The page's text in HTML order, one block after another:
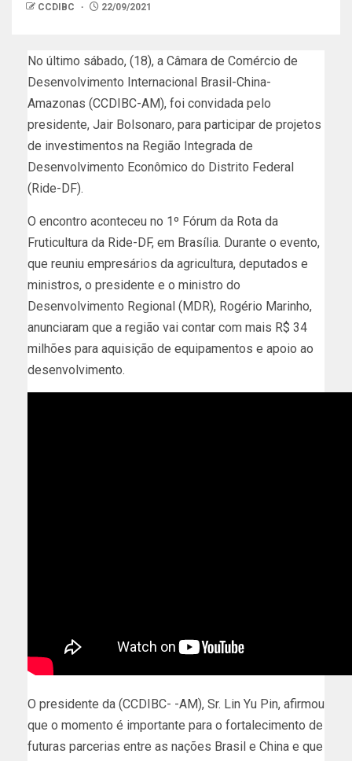
CCDIBC 22/09/2021
No último sábado, (18), a Câmara de Comércio de
Desenvolvimento Internacional Brasil-China-
Amazonas (CCDIBC-AM), foi convidada pelo
presidente, Jair Bolsonaro, para participar de projetos
de investimentos na Região Integrada de
Desenvolvimento Econômico do Distrito Federal
(Ride-DF).
O encontro aconteceu no 1º Fórum da Rota da
Fruticultura da Ride-DF, em Brasília. Durante o evento,
que reuniu empresários da agricultura, deputados e
ministros, o presidente e o ministro do
Desenvolvimento Regional (MDR), Rogério Marinho,
anunciaram que a região vai contar com mais R$ 34
milhões para aquisição de equipamentos e apoio ao
desenvolvimento.
O presidente da (CCDIBC- -AM), Sr. Lin Yu Pin, afirmou
que o momento é importante para o fortalecimento de
futuras parcerias entre as nações Brasil e China e que